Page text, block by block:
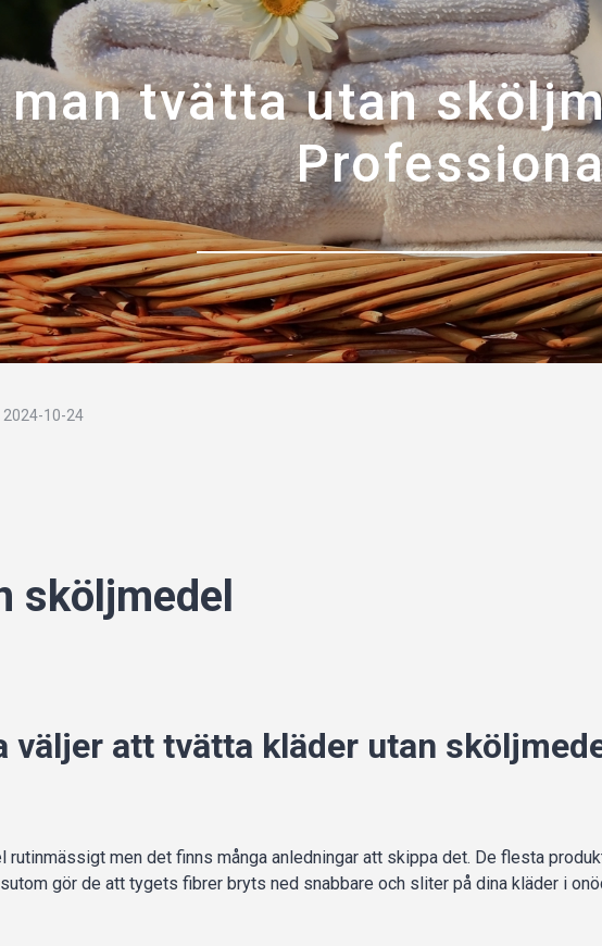
man tvätta utan
2024-10-24
sköljmedel
väljer att tvätta kläder utan
rutinmässigt men det finns många anledningar att skippa det. De flesta
gör de att tygets fibrer bryts ned snabbare och sliter på dina kläder i